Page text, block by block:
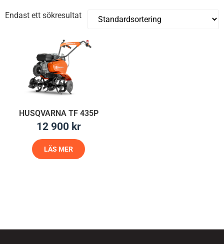
Endast ett sökresultat
HUSQVARNA TF 435P
12 900 kr
LÄS MER